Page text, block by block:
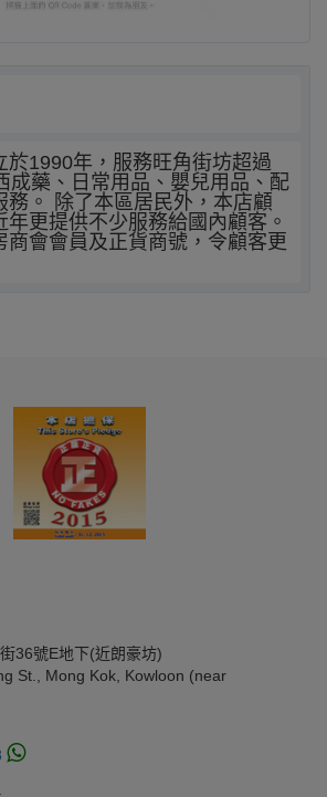
於1990年，服務旺角街坊超過
成藥、日常用品、嬰兒用品、配
務。 除了本區居民外，本店顧
年更提供不少服務給國內顧客。
商會會員及正貨商號，令顧客更
36號E地下(近朗豪坊)
St., Mong Kok, Kowloon (near